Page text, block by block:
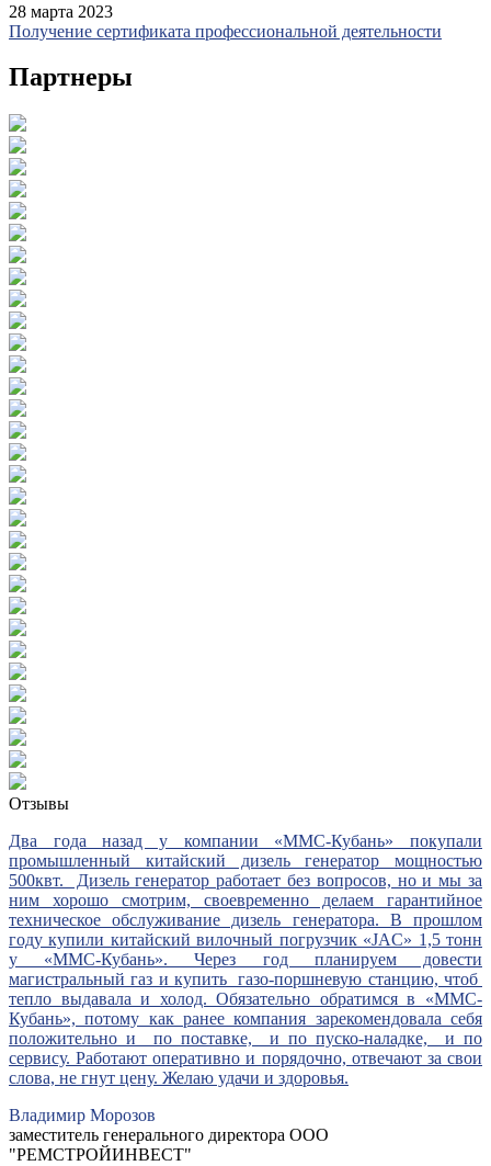
28 марта 2023
Получение сертификата профессиональной деятельности
Партнеры
Отзывы
Два года назад у компании «ММС-Кубань» покупали
промышленный китайский дизель генератор мощностью
500квт. Дизель генератор работает без вопросов, но и мы за
ним хорошо смотрим, своевременно делаем гарантийное
техническое обслуживание дизель генератора. В прошлом
году купили китайский вилочный погрузчик «JAC» 1,5 тонн
у «ММС-Кубань». Через год планируем довести
магистральный газ и купить газо-поршневую станцию, чтоб
тепло выдавала и холод. Обязательно обратимся в «ММС-
Кубань», потому как ранее компания зарекомендовала себя
положительно и по поставке, и по пуско-наладке, и по
сервису. Работают оперативно и порядочно, отвечают за свои
слова, не гнут цену. Желаю удачи и здоровья.
Владимир Морозов
заместитель генерального директора ООО
"РЕМСТРОЙИНВЕСТ"